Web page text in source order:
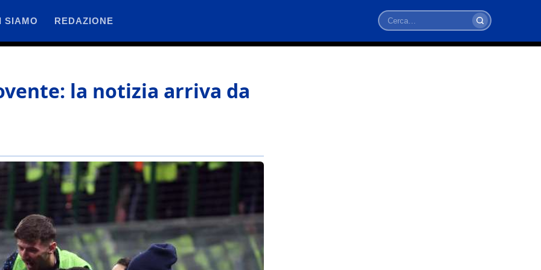
SIAMO REDAZIONE
Cerca
la notizia arriva da